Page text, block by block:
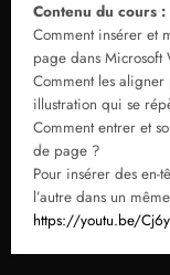
Contenu du cours :
Comment insérer et
page dans Microsoft
Comment les
illustration qui se
Comment entrer et
de page ?
Pour insérer des en-
l’autre dans un
https://youtu.be/